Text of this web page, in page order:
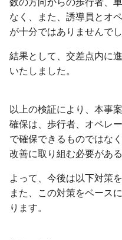
数の方向からの歩行者、
なく、また、誘導員とオ
が十分ではありませんでし
結果として、交差点内に
いたしました。
以上の検証により、本事
確保は、歩行者、オペレ
で確保できるものではな
改善に取り組む必要があ
よって、今後は以下対策
また、この対策をベース
ります。